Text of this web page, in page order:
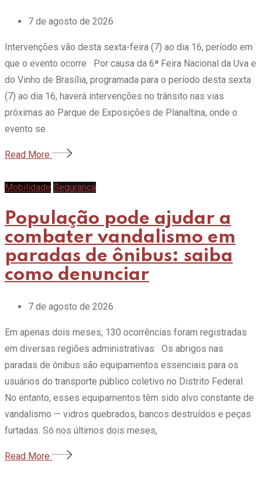
7 de agosto de 2026
Intervenções vão desta sexta-feira (7) ao dia 16, período em
que o evento ocorre Por causa da 6ª Feira Nacional da Uva e
do Vinho de Brasília, programada para o período desta sexta
(7) ao dia 16, haverá intervenções no trânsito nas vias
próximas ao Parque de Exposições de Planaltina, onde o
evento se
Read More
Mobilidade Segurança
População pode ajudar a
combater vandalismo em
paradas de ônibus: saiba
como denunciar
7 de agosto de 2026
Em apenas dois meses, 130 ocorrências foram registradas
em diversas regiões administrativas Os abrigos nas
paradas de ônibus são equipamentos essenciais para os
usuários do transporte público coletivo no Distrito Federal.
No entanto, esses equipamentos têm sido alvo constante de
vandalismo — vidros quebrados, bancos destruídos e peças
furtadas. Só nos últimos dois meses,
Read More